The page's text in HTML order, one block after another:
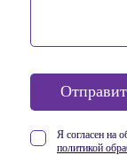
Я согласен на
политикой